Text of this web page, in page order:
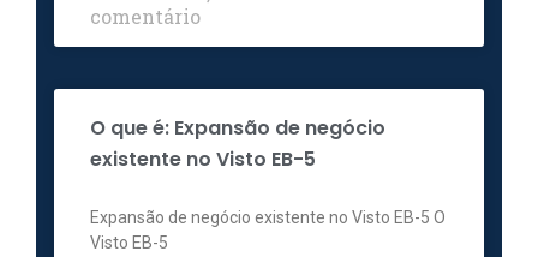
comentário
O que é: Expansão de negócio
existente no Visto EB-5
Expansão de negócio existente no Visto EB-5 O
Visto EB-5